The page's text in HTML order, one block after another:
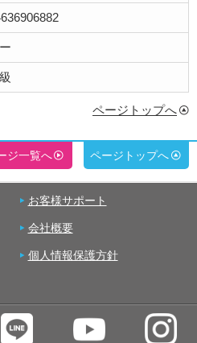
ページトップへ
ジ一覧へ ページトップへ
お客様サポート
会社概要
個人情報保護方針